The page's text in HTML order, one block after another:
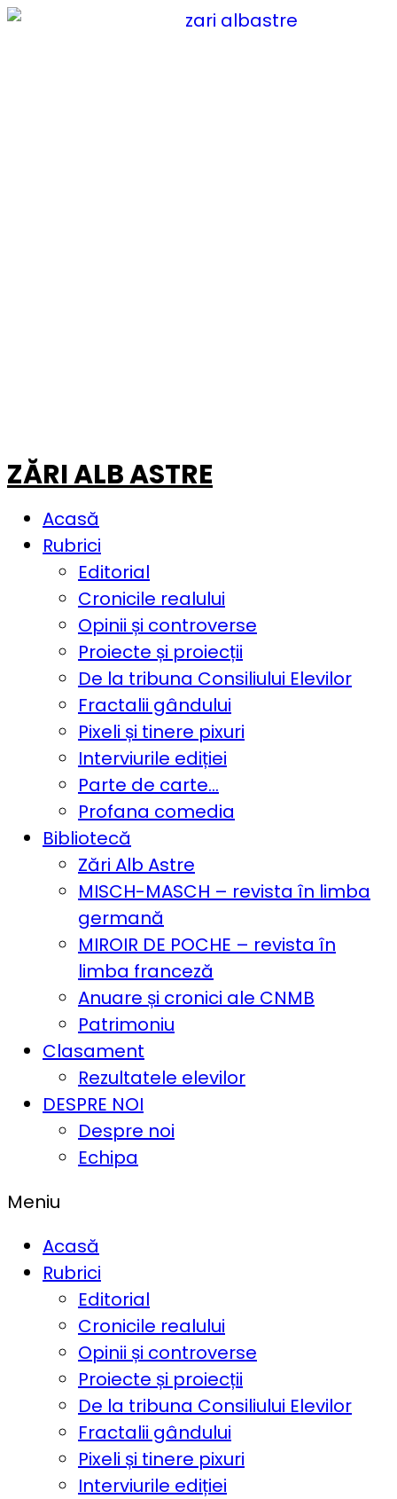
ZĂRI ALB ASTRE
Acasă
Rubrici
Editorial
Cronicile realului
Opinii și controverse
Proiecte și proiecții
De la tribuna Consiliului Elevilor
Fractalii gândului
Pixeli și tinere pixuri
Interviurile ediției
Parte de carte…
Profana comedia
Bibliotecă
Zări Alb Astre
MISCH-MASCH – revista în limba
germană
MIROIR DE POCHE – revista în
limba franceză
Anuare și cronici ale CNMB
Patrimoniu
Clasament
Rezultatele elevilor
DESPRE NOI
Despre noi
Echipa
Meniu
Acasă
Rubrici
Editorial
Cronicile realului
Opinii și controverse
Proiecte și proiecții
De la tribuna Consiliului Elevilor
Fractalii gândului
Pixeli și tinere pixuri
Interviurile ediției